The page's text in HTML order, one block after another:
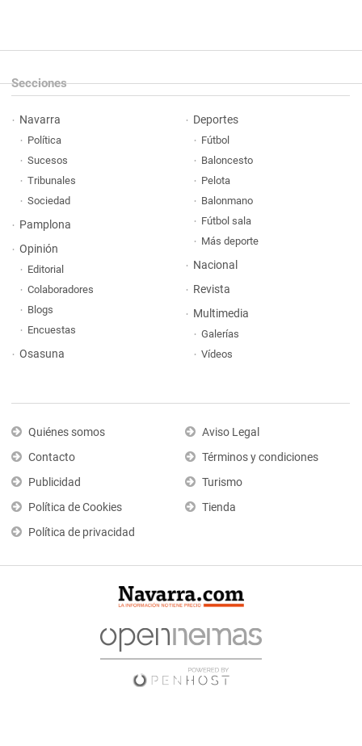
Secciones
Navarra
Política
Sucesos
Tribunales
Sociedad
Pamplona
Opinión
Editorial
Colaboradores
Blogs
Encuestas
Osasuna
Deportes
Fútbol
Baloncesto
Pelota
Balonmano
Fútbol sala
Más deporte
Nacional
Revista
Multimedia
Galerías
Vídeos
Quiénes somos
Contacto
Publicidad
Política de Cookies
Política de privacidad
Aviso Legal
Términos y condiciones
Turismo
Tienda